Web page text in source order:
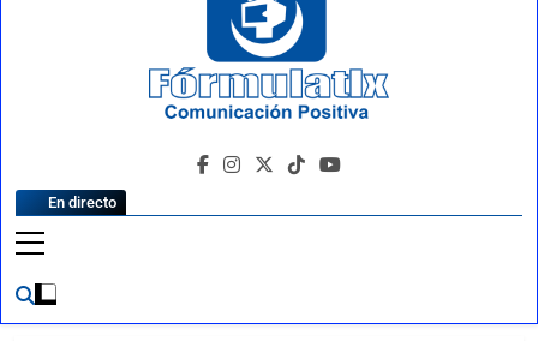
En directo
FormulaTlx
Comunicación Positiva